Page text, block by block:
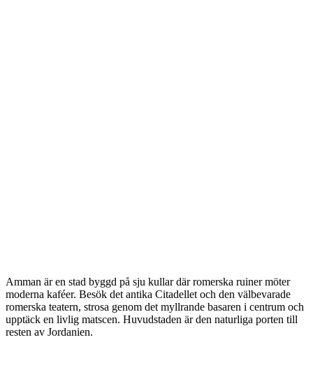
Amman är en stad byggd på sju kullar där romerska ruiner möter
moderna kaféer. Besök det antika Citadellet och den välbevarade
romerska teatern, strosa genom det myllrande basaren i centrum och
upptäck en livlig matscen. Huvudstaden är den naturliga porten till
resten av Jordanien.